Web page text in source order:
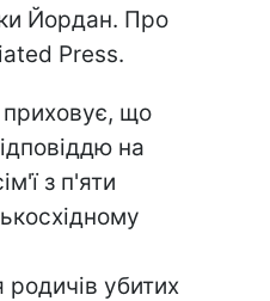
Йордан. Про
Press.
приховує, що
на
з п'яти
родичів убитих